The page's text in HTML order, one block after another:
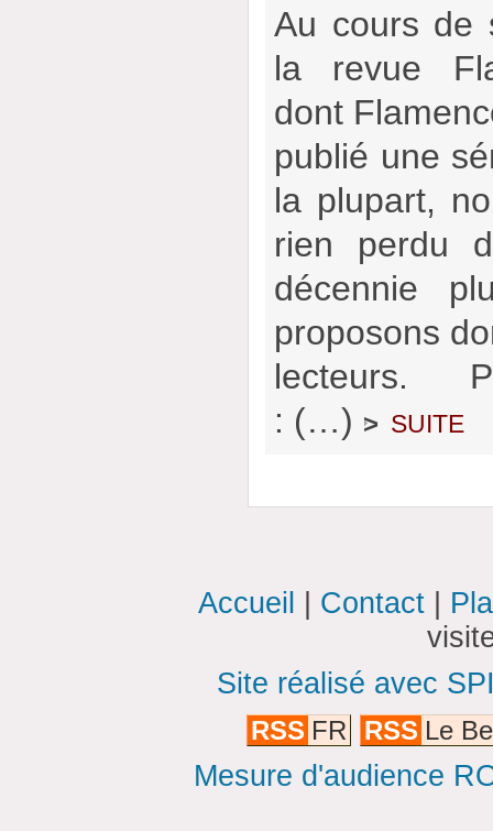
Au cours de
la revue
dont
publié une
la plupart,
rien perdu
décennie
proposons
lecteurs.
: (…) > suite
Accueil Contact
Site réalisé avec
RSS FR RSS Le
Mesure d'audience